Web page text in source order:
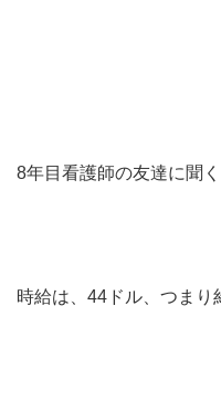
8年目看護師の友達に聞
時給は、44ドル、つまり